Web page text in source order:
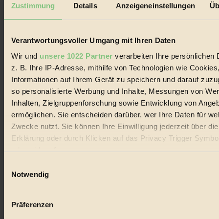
Zustimmung Details Anzeigeneinstellungen
Verantwortungsvoller Umgang mit Ihren Daten
Wir und unsere 1022 Partner verarbeiten Ihre persönlichen
z. B. Ihre IP-Adresse, mithilfe von Technologien wie
Informationen auf Ihrem Gerät zu speichern und darauf
so personalisierte Werbung und Inhalte, Messungen von
Inhalten, Zielgruppenforschung sowie Entwicklung von
ermöglichen. Sie entscheiden darüber, wer Ihre Daten für
Zwecke nutzt. Sie können Ihre Einwilligung jederzeit über
Erklärung oder durch Klicken auf das Privacy Trigger
oder widerrufen
Wenn Sie es erlauben, würden wir auch gerne:
Ihr Gerät durch aktives Scannen nach bestimmten
Notwendig
Präferenzen
der